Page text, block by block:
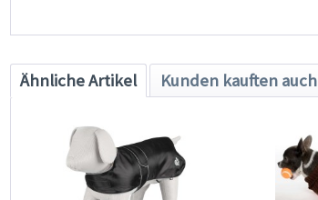
Ähnliche Artikel Kunden kauften auch